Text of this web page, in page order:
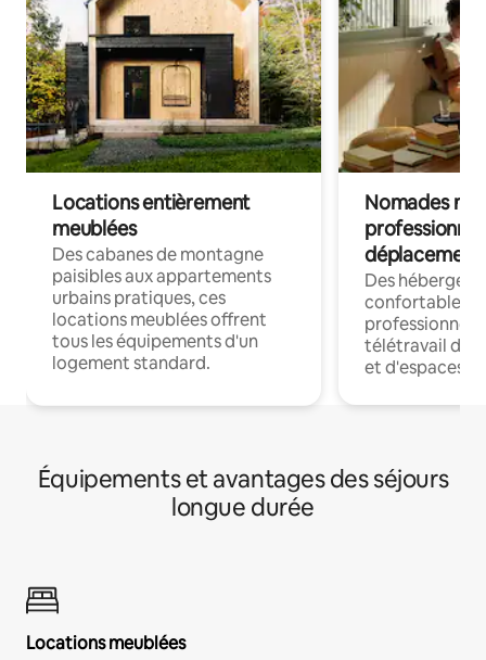
Locations entièrement
meublées
Des cabanes de montagne
paisibles aux appartements
urbains pratiques, ces
locations meublées offrent
tous les équipements d'un
logement standard.
Nomades
déplacement
Des
confortables
professionnels
télétravail
et d'espaces
Équipements et avantages des séjours
longue durée
Locations meublées